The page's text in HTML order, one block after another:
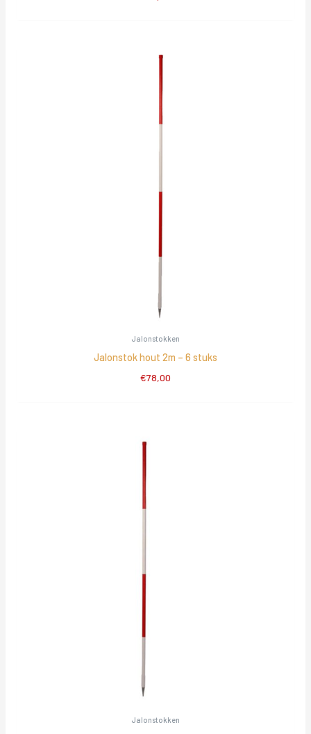
Jalonstokken
Jalonstok hout 2m – 6 stuks
€78,00
Jalonstokken